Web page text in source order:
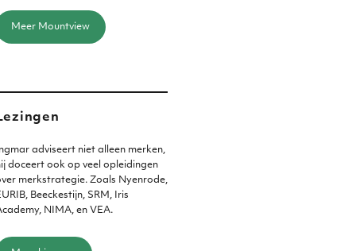
Meer Mountview
Ingmar adviseert niet alleen merken,
doceert ook op veel opleidingen
merkstrategie. Zoals Nyenrode,
Beeckestijn, SRM, Iris
NIMA, en VEA.